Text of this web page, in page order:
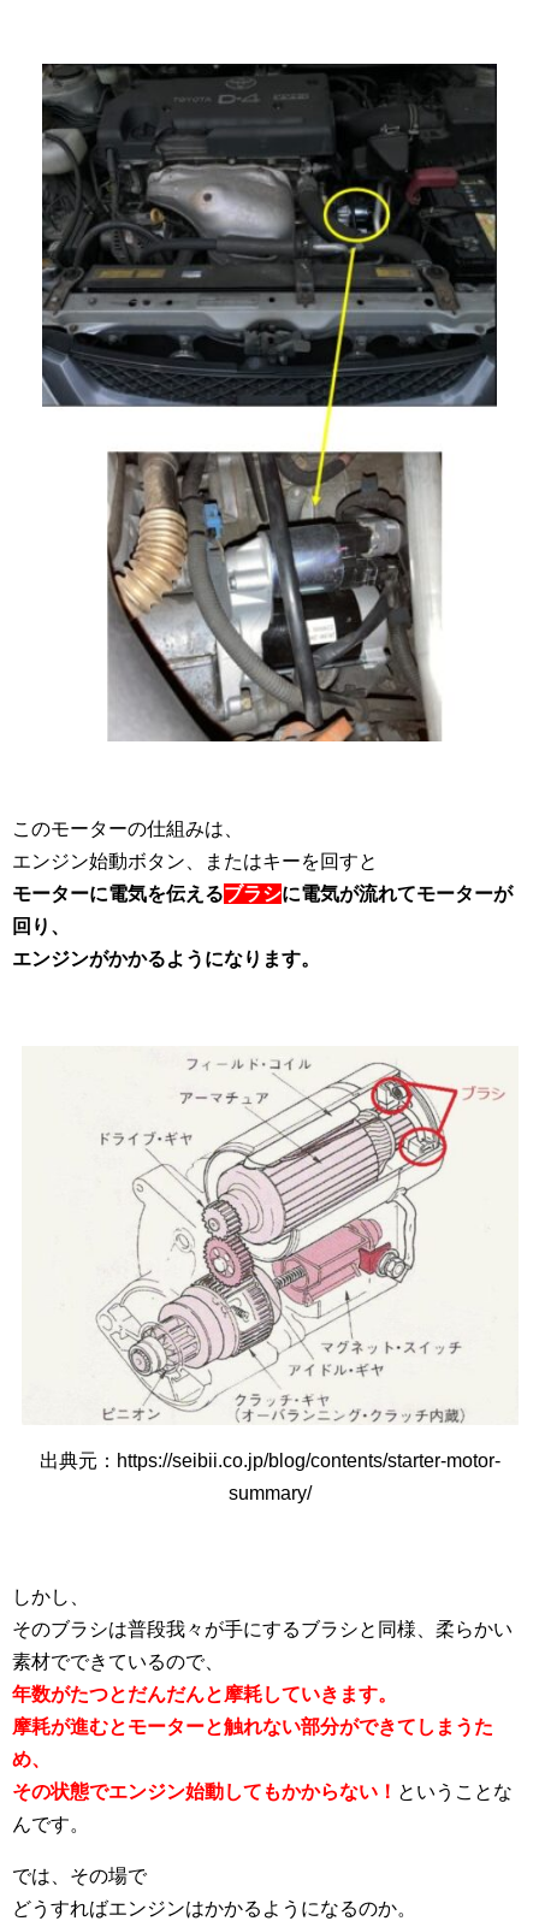
このモーターの仕組みは、
エンジン始動ボタン、またはキーを回すと
モーターに電気を伝えるブラシに電気が流れてモーターが
回り、
エンジンがかかるようになります。
出典元：https://seibii.co.jp/blog/contents/starter-motor-
summary/
しかし、
そのブラシは普段我々が手にするブラシと同様、柔らかい
素材でできているので、
年数がたつとだんだんと摩耗していきます。
摩耗が進むとモーターと触れない部分ができてしまうた
め、
その状態でエンジン始動してもかからない！ ということな
んです。
では、その場で
どうすればエンジンはかかるようになるのか。